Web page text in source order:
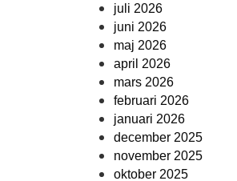
juli 2026
juni 2026
maj 2026
april 2026
mars 2026
februari 2026
januari 2026
december 2025
november 2025
oktober 2025